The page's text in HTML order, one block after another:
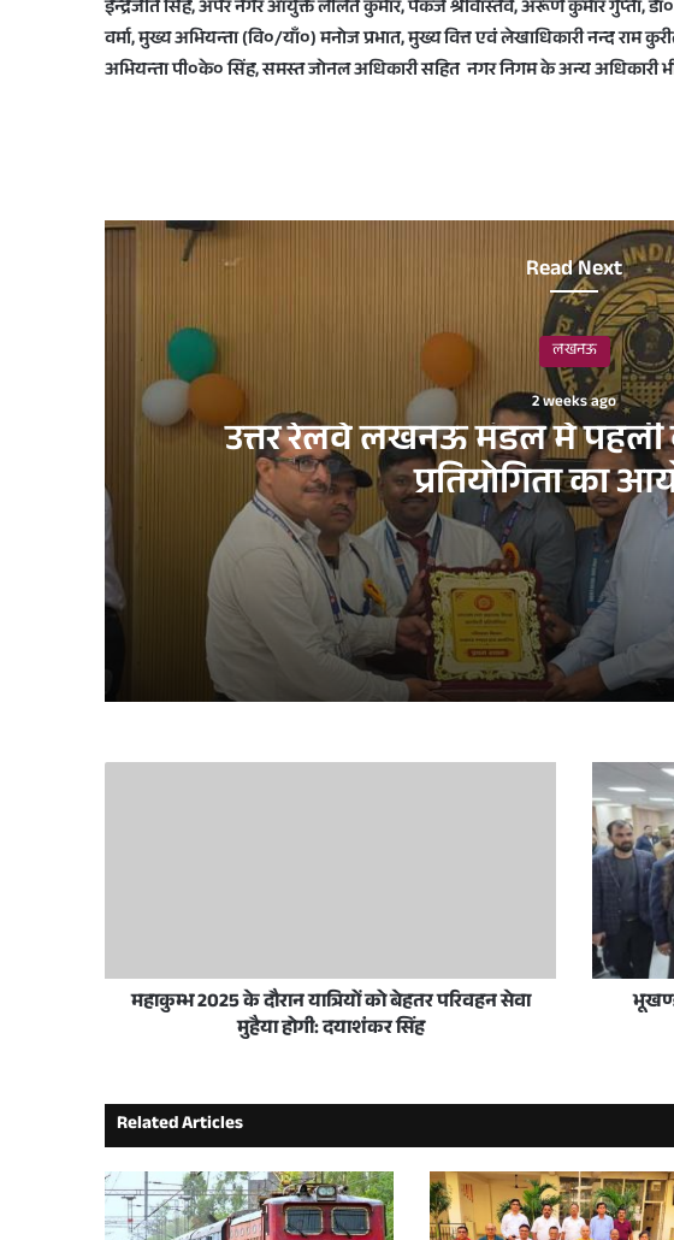
इन्द्रजीत सिंह, अपर नगर आयुक्त ललित कुमार, पंकज श्रीवास्तव, अरूण कुमार गुप्ता,
वर्मा, मुख्य अभियन्ता (वि०/याँ०) मनोज प्रभात, मुख्य वित्त एवं लेखाधिकारी नन्द राम
अभियन्ता पी०के० सिंह, समस्त जोनल अधिकारी सहित नगर निगम के अन्य अधिकारी
Read Next
लखनऊ
2 weeks ago
उत्तर रेलवे लखनऊ मंडल में पहली
प्रतियोगिता का
2 weeks ago
उत्तर रेलवे लखनऊ मंडल में पहली बार G&SR प्रश्नोत्तरी प्रतियोगिता
3 weeks ago
लखनऊ विकास प्राधिकरण ने नागरिकों की सुविधा के लिए पंजाब
प्रधानमंत्री मोदी ने अमृत भारत स्टेशन योजना के तहत ऐशबाग
June 30, 2026
KGMU: डॉ. सूर्यकान्त सीओपीडी गाइडलाइन कमेटी के सदस्य बने
June 19, 2026
आशियाना में जल्द खुलेगा मैजिकल लैंड फैंटसी पार्क, प्रथमेश कुमार ने
महाकुम्भ 2025 के दौरान यात्रियों को बेहतर परिवहन सेवा
मुहैया होगी: दयाशंकर सिंह
Related Articles